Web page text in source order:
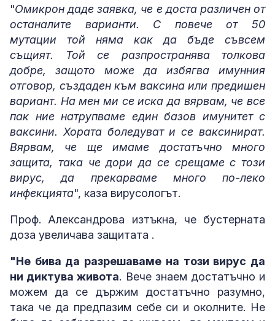
"Омикрон даде заявка, че е доста различен от
останалите варианти. С повече от 50
мутации той няма как да бъде съвсем
същият. Той се разпространява толкова
добре, защото може да избягва имунния
отговор, създаден към ваксина или предишен
вариант. На мен ми се иска да вярвам, че все
пак ние натрупваме един базов имунитет с
ваксини. Хората боледуват и се ваксинират.
Вярвам, че ще имаме достатъчно много
защита, така че дори да се срещаме с този
вирус, да прекарваме много по-леко
инфекцията", каза вирусологът.
Проф. Александрова изтъкна, че бустерната
доза увеличава защитата .
"Не бива да разрешаваме на този вирус да
ни диктува живота. Вече знаем достатъчно и
можем да се държим достатъчно разумно,
така че да предпазим себе си и околните. Не